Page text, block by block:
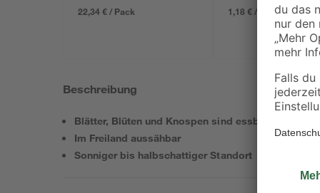
22,34 € / Pack
1,18 € / Kilogramm
Beschreibung
Blätter, Blüten und Knospen sind essbar
Im Freiland aussähbar
Sonniger bis halbschattiger Standort